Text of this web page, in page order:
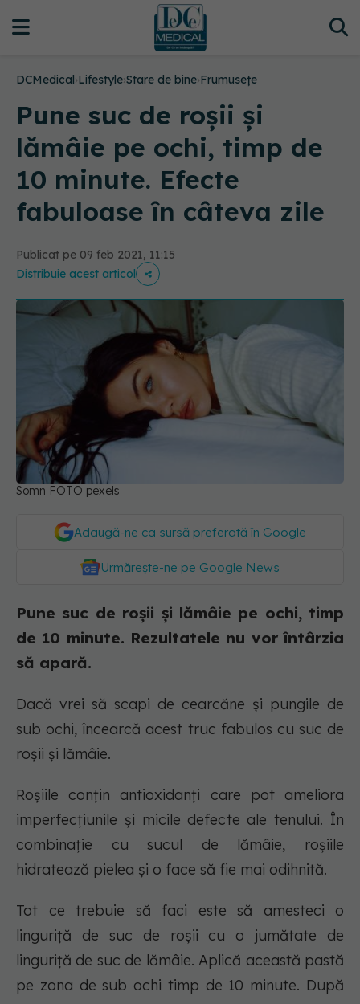
DCMedical›Lifestyle›Stare de bine›Frumusețe
Pune suc de roșii și
lămâie pe ochi, timp de
10 minute. Efecte
fabuloase în câteva zile
Publicat pe 09 feb 2021, 11:15
Distribuie acest articol
Somn FOTO pexels
Adaugă-ne ca sursă preferată în Google
Urmărește-ne pe Google News
Pune suc de roșii și lămâie pe ochi, timp
de 10 minute. Rezultatele nu vor întârzia
să apară.
Dacă vrei să scapi de cearcăne și pungile de
sub ochi, încearcă acest truc fabulos cu suc de
roșii și lămâie.
Roșiile conțin antioxidanți care pot ameliora
imperfecțiunile și micile defecte ale tenului. În
combinație cu sucul de lămâie, roșiile
hidratează pielea și o face să fie mai odihnită.
Tot ce trebuie să faci este să amesteci o
linguriță de suc de roșii cu o jumătate de
linguriță de suc de lămâie. Aplică această pastă
pe zona de sub ochi timp de 10 minute. După